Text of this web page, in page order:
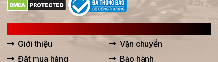
Giới thiệu
Đặt mua hàng
Vận chuyển
Bảo hành